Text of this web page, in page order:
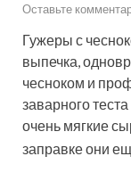
Оставьте
Гужеры с
выпечка,
чесноком и
заварного
очень мягкие
заправке они